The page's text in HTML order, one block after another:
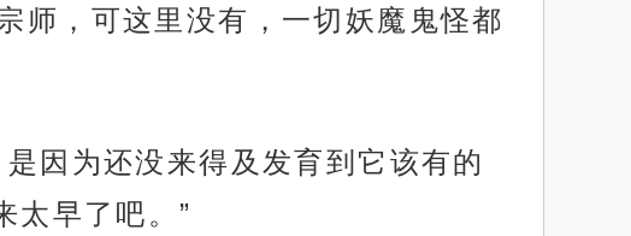
师，可这里没有，一切妖魔鬼怪都
因为还没来得及发育到它该有的
太早了吧。”